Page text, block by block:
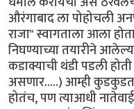
औरंगाबाद ला पोहोचली
राजा" स्वागताला आला
निघण्याच्या तयारीने
कडाक्याची थंडी पडली
असणार.....) आम्ही
होतंच, पण त्याआधी